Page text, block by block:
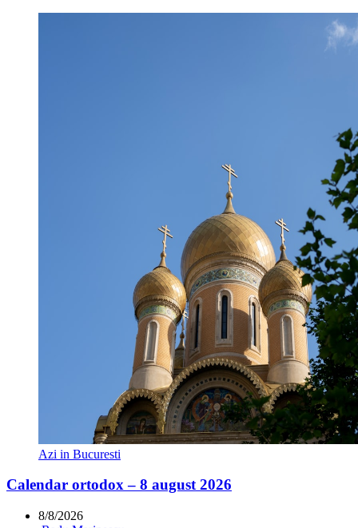
Azi in Bucuresti
Calendar ortodox – 8 august 2026
8/8/2026